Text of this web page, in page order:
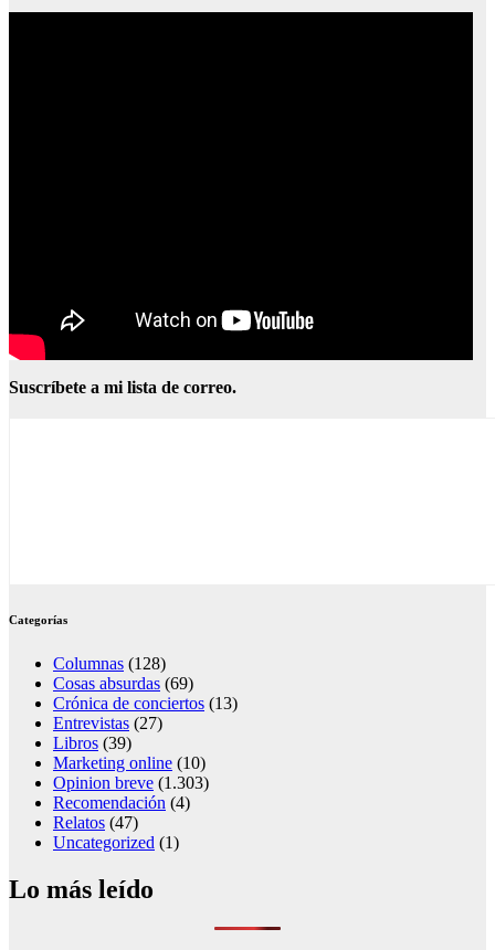
Suscríbete a mi lista de correo.
Categorías
Columnas (128)
Cosas absurdas (69)
Crónica de conciertos (13)
Entrevistas (27)
Libros (39)
Marketing online (10)
Opinion breve (1.303)
Recomendación (4)
Relatos (47)
Uncategorized (1)
Lo más leído